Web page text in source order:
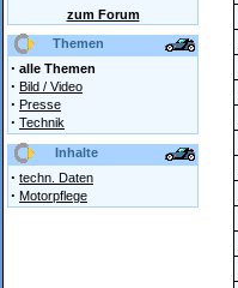
zum Forum
Themen
· alle Themen
· Bild / Video
· Presse
· Technik
Inhalte
· techn. Daten
· Motorpflege